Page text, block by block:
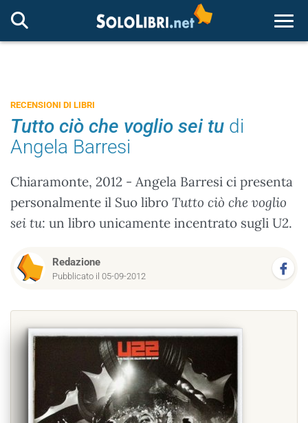
RECENSIONI DI LIBRI
Tutto ciò che voglio sei tu di
Angela Barresi
Chiaramonte, 2012 - Angela Barresi ci presenta
personalmente il Suo libro Tutto ciò che voglio
sei tu: un libro unicamente incentrato sugli U2.
Redazione
Pubblicato il 05-09-2012